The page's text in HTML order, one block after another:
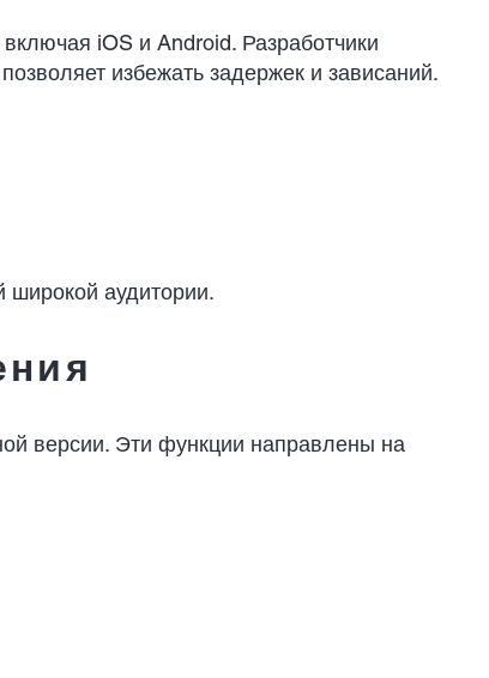
iOS и Android. Разработчики
избежать задержек и зависаний.
широкой аудитории.
версии. Эти функции направлены на